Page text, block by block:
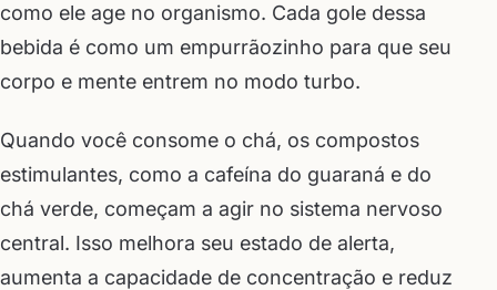
como ele age no organismo. Cada gole dessa
bebida é como um empurrãozinho para que seu
corpo e mente entrem no modo turbo.
Quando você consome o chá, os compostos
estimulantes, como a cafeína do guaraná e do
chá verde, começam a agir no sistema nervoso
central. Isso melhora seu estado de alerta,
aumenta a capacidade de concentração e reduz